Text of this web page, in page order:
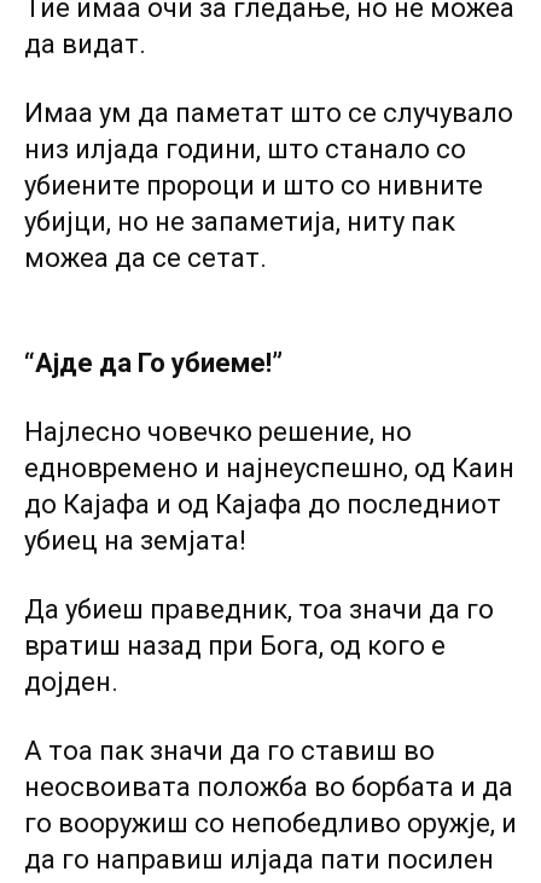
Тие имаа очи за гледање, но не можеа
да видат.
Имаа ум да паметат што се случувало
низ илјада години, што станало co
убиените пророци и што co нивните
убијци, но не запаметија, ниту пак
можеа да се сетат.
“Ајде да Го убиеме!”
Најлесно човечко решение, но
едновремено и најнеуспешно, од Каин
до Кајафа и од Кајафа до последниот
убиец на земјата!
Да убиеш праведник, тоа значи да го
вратиш назад при Бога, од кого е
дојден.
А тоа пак значи да го ставиш во
неосвоивата положба во борбата и да
го вооружиш co непобедливо оружје, и
да го направиш илјада пати посилен